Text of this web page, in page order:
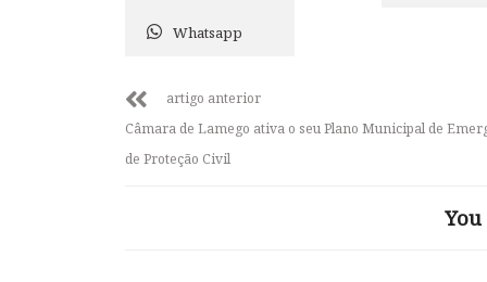
Whatsapp
artigo anterior
Câmara de Lamego ativa o seu Plano Municipal de
de Proteção Civil